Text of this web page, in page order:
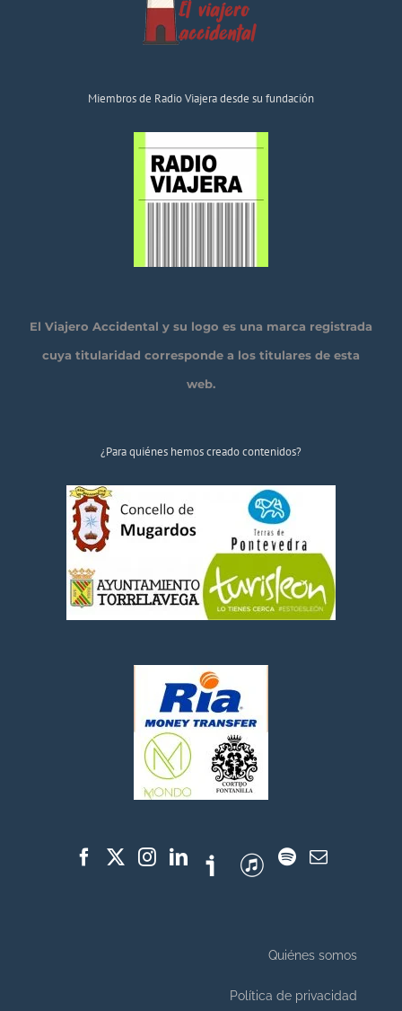
Miembros de Radio Viajera desde su fundación
El Viajero Accidental y su logo es una marca registrada
cuya titularidad corresponde a los titulares de esta
web.
¿Para quiénes hemos creado contenidos?
Quiénes somos
Política de privacidad